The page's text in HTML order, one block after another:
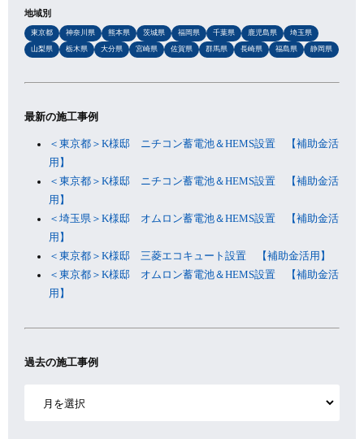
地域別
東京都 神奈川県 熊本県 茨城県 福岡県 千葉県 鹿児島県
埼玉県
山梨県
栃木県 大分県 宮崎県 佐賀県 群馬県 長崎県 福島県 静岡県
最新の施工事例
＜東京都＞K様邸 ニチコン蓄電池＆HEMS設置 【補助金活
用】
＜東京都＞K様邸 ニチコン蓄電池＆HEMS設置 【補助金活
用】
＜埼玉県＞K様邸 オムロン蓄電池＆HEMS設置 【補助金活
用】
＜東京都＞K様邸 三菱エコキュート設置 【補助金活用】
＜東京都＞K様邸 オムロン蓄電池＆HEMS設置 【補助金活
用】
過去の施工事例